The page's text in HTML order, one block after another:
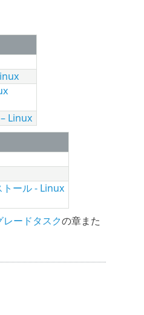
Linux
ール - Linux
ードタスクの章また